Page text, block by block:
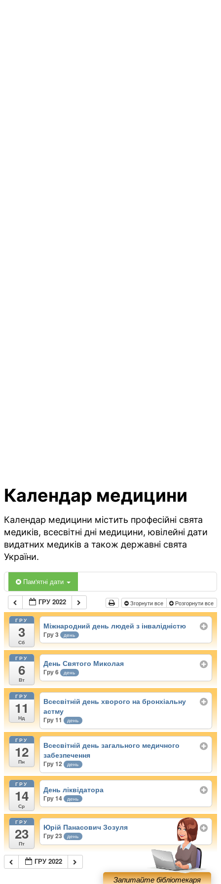
Календар медицини
Календар медицини містить професійні свята
медиків, всесвітні дні медицини, ювілейні дати
видатних медиків а також державні свята
України.
Пам'ятні дати
ГРУ 2022 Згорнути все Розгорнути все
ГРУ
3
Сб
Міжнародний день людей з інвалідністю
Гру 3 день
ГРУ
6
Вт
День Святого Миколая
Гру 6 день
ГРУ
11
Нд
Всесвітній день хворого на бронхіальну
астму
Гру 11 день
ГРУ
12
Пн
Всесвітній день загального медичного
забезпечення
Гру 12 день
ГРУ
14
Ср
День ліквідатора
Гру 14 день
ГРУ
23
Пт
Юрій Панасович Зозуля
Гру 23 день
ГРУ 2022